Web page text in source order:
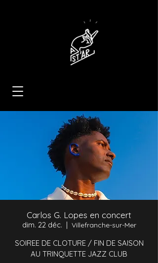
Carlos G. Lopes en concert
dim. 22 déc.
  |
Villefranche-sur-Mer
SOIREE DE CLOTURE / FIN DE SAISON
AU TRINQUETTE JAZZ CLUB